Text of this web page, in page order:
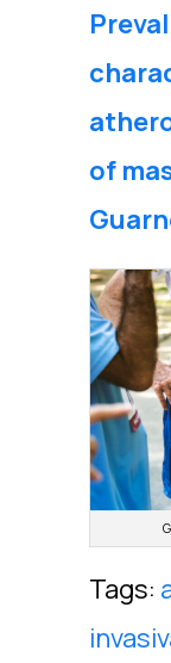
of
Tags: